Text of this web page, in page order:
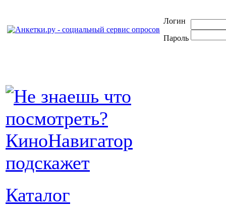
Логин
Пароль
Каталог